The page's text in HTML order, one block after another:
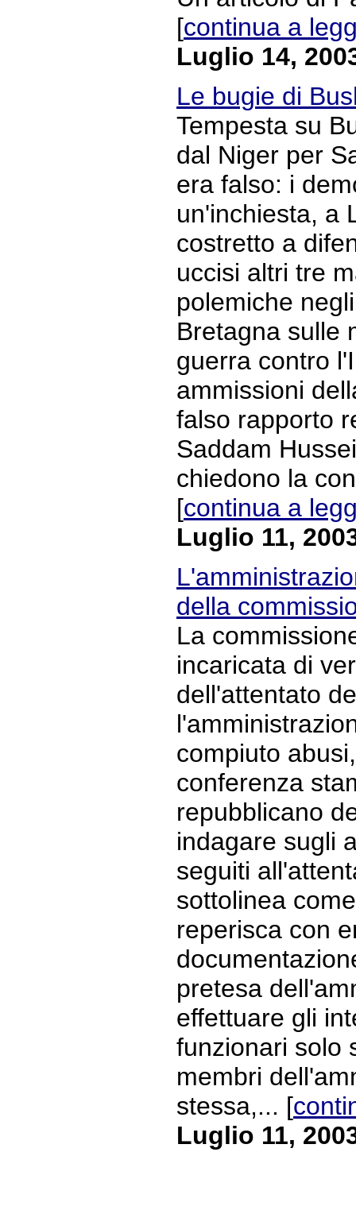
[continua a
Luglio 14,
Le bugie di
Tempesta su
dal Niger per
era falso: i
un'inchiesta, a
costretto a
uccisi altri tre
polemiche
Bretagna sulle
guerra contro
ammissioni
falso rapporto
Saddam
chiedono la
[continua a
Luglio 11,
della
La
incaricata di
dell'attentato
compiuto
conferenza
repubblicano
indagare sugli
seguiti
sottolinea
reperisca con
pretesa
effettuare gli
funzionari solo
membri
stessa,... [
Luglio 11,